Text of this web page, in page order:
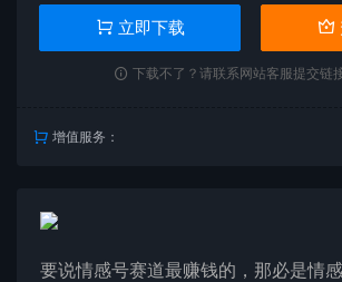
立即下载
下载不了？请联系网站客服提交链
增值服务：
要说情感号赛道最赚钱的，那必是情